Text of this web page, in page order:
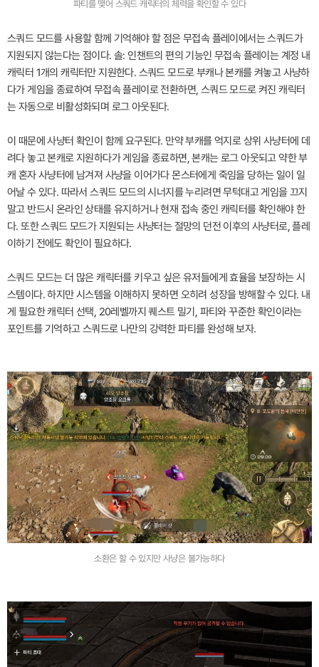
파티를 맺어 스쿼드 캐릭터의 체력을 확인할 수 있다
스쿼드 모드를 사용할 함께 기억해야 할 점은 무접속 플레이에서는 스쿼드가
지원되지 않는다는 점이다. 솔: 인챈트의 편의 기능인 무접속 플레이는 계정 내
캐릭터 1개의 캐릭터만 지원한다. 스쿼드 모드로 부캐나 본캐를 켜놓고 사냥하
다가 게임을 종료하여 무접속 플레이로 전환하면, 스쿼드 모드로 켜진 캐릭터
는 자동으로 비활성화되며 로그 아웃된다.
이 때문에 사냥터 확인이 함께 요구된다. 만약 부캐를 억지로 상위 사냥터에 데
려다 놓고 본캐로 지원하다가 게임을 종료하면, 본캐는 로그 아웃되고 약한 부
캐 혼자 사냥터에 남겨져 사냥을 이어가다 몬스터에게 죽임을 당하는 일이 일
어날 수 있다. 따라서 스쿼드 모드의 시너지를 누리려면 무턱대고 게임을 끄지
말고 반드시 온라인 상태를 유지하거나 현재 접속 중인 캐릭터를 확인해야 한
다. 또한 스쿼드 모드가 지원되는 사냥터는 절망의 던전 이후의 사냥터로, 플레
이하기 전에도 확인이 필요하다.
스쿼드 모드는 더 많은 캐릭터를 키우고 싶은 유저들에게 효율을 보장하는 시
스템이다. 하지만 시스템을 이해하지 못하면 오히려 성장을 방해할 수 있다. 내
게 필요한 캐릭터 선택, 20레벨까지 퀘스트 밀기, 파티와 꾸준한 확인이라는
포인트를 기억하고 스쿼드로 나만의 강력한 파티를 완성해 보자.
소환은 할 수 있지만 사냥은 불가능하다